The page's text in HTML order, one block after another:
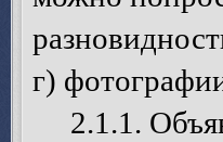
г)
2.1.1.